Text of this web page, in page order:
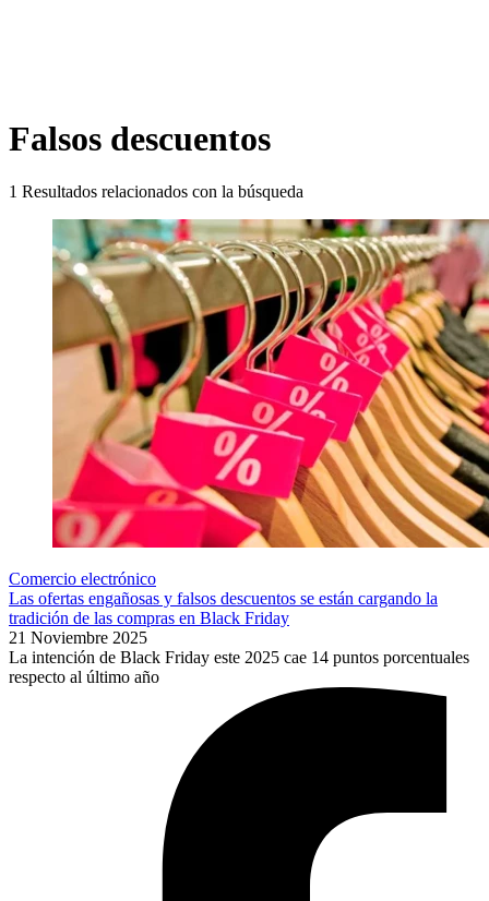
Falsos descuentos
1 Resultados relacionados con la búsqueda
Comercio electrónico
Las ofertas engañosas y falsos descuentos se están cargando la
tradición de las compras en Black Friday
21 Noviembre 2025
La intención de Black Friday este 2025 cae 14 puntos porcentuales
respecto al último año